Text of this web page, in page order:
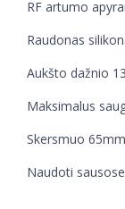
RF artumo
Raudonas
Aukšto dažnio
Maksimalus
Skersmuo
Naudoti